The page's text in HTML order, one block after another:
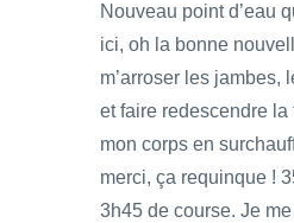
Nouveau point d’eau
ici, oh la bonne
m’arroser les jambes,
et faire redescendre la
mon corps en
merci, ça requinque !
3h45 de course. Je